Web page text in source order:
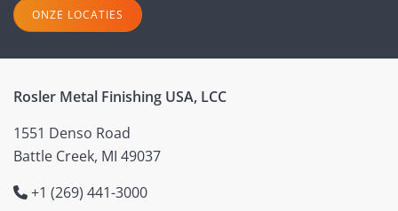
ONZE LOCATIES
Rosler Metal Finishing USA, LCC
1551 Denso Road
Battle Creek, MI 49037
+1 (269) 441-3000